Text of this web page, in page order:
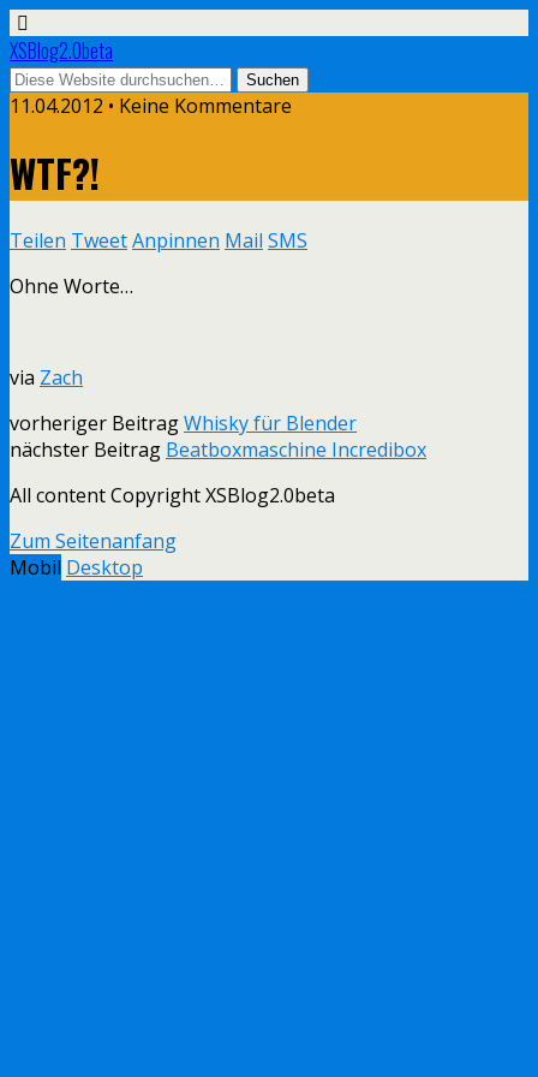
XSBlog2.0beta
11.04.2012 • Keine Kommentare
WTF?!
Teilen TweetAnpinnen Mail SMS
Ohne Worte…
via Zach
vorheriger BeitragWhisky für Blender
nächster Beitrag Beatboxmaschine Incredibox
All content Copyright XSBlog2.0beta
Zum Seitenanfang
Mobil Desktop